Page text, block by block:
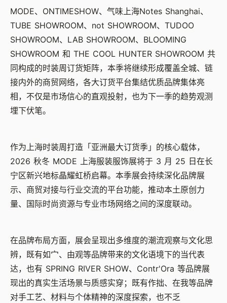
MODE、 ONTIMESHOW、气味上海Notes Shanghai、
TUBE SHOWROOM、 not SHOWROOM、 TUDOO
SHOWROOM、 LAB SHOWROOM、 BLOOMING
SHOWROOM 和 THE COOL HUNTER SHOWROOM 共
同构成的时装周订货矩阵，本季将继续形成覆盖全城、链
接内外的商贸网络，各大订货平台集结优质品牌集体亮
相，不仅是市场信心的直观投射，也为下一季的趋势观测
埋下伏笔。
作为上海时装周打造「亚洲最大订货季」的核心载体，
2026 秋冬 MODE 上海服装服饰展将于 3 月 25 日在长
宁区新兴地标晶耀虹桥启幕。本季展会持续深化品牌展
示、商贸对接与行业交流的平台功能，推动本土原创力
量、国际时尚资源与专业市场网络之间的深度联动。
在品牌布局方面，展会呈现出多维度的潮流观察与文化思
辨，既有如宀、由观等品牌带来的文化语境下的当代表
达，也有 SPRING RIVER SHOW、 Contr'Ora 等品牌展
现出的真实生活场景与质感实穿；既有作拙、在我等品牌
对手工艺、材料与个体精神的深度探索，也不乏